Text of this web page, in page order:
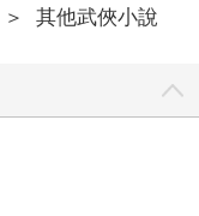
＞ 其他武俠小說